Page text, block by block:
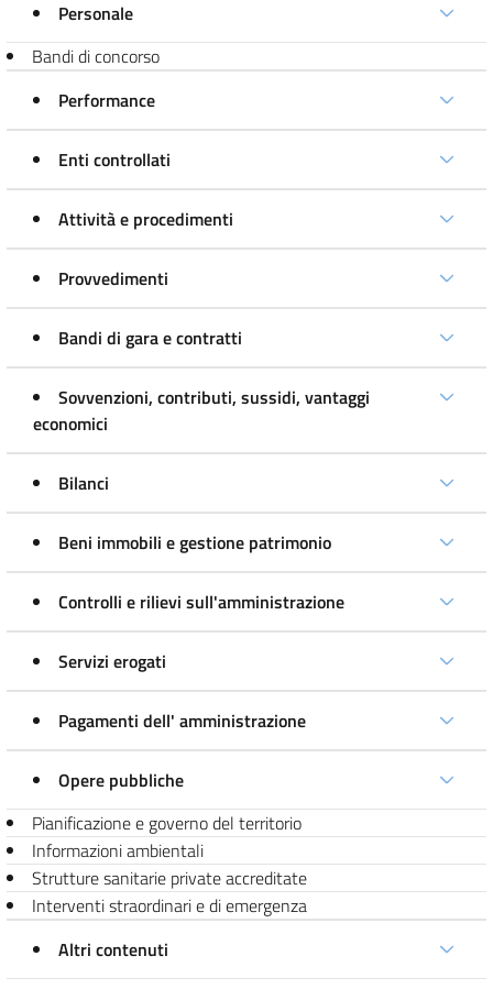
Personale
Bandi di concorso
Performance
Enti controllati
Attività e procedimenti
Provvedimenti
Bandi di gara e contratti
Sovvenzioni, contributi, sussidi, vantaggi
economici
Bilanci
Beni immobili e gestione patrimonio
Controlli e rilievi sull'amministrazione
Servizi erogati
Pagamenti dell' amministrazione
Opere pubbliche
Pianificazione e governo del territorio
Informazioni ambientali
Strutture sanitarie private accreditate
Interventi straordinari e di emergenza
Altri contenuti